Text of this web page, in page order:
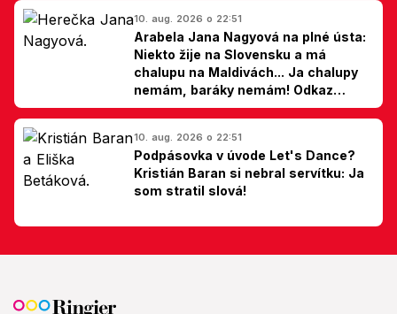
10. aug. 2026 o 22:51
Arabela Jana Nagyová na plné ústa:
Niekto žije na Slovensku a má
chalupu na Maldivách... Ja chalupy
nemám, baráky nemám! Odkaz
Slovákom
10. aug. 2026 o 22:51
Podpásovka v úvode Let's Dance?
Kristián Baran si nebral servítku: Ja
som stratil slová!